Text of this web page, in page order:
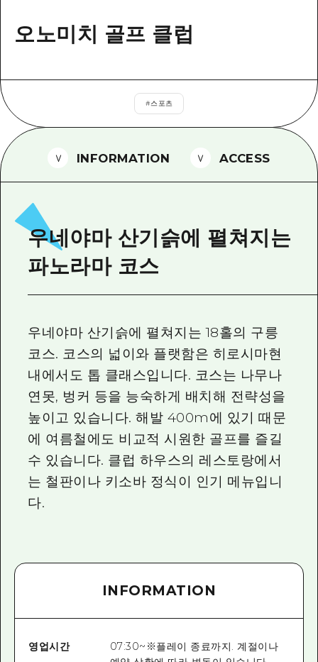
기준
치유
빠른 여행
1박 2일
2박 3일
시마네(島根)현
히로시마 OMOTENASHI 패스
외국인 여행자용 거리 관광안내소
사진 다운로드
재해가 발생했을 때의 교통 정보
오노미치 골프 클럽
#스포츠
INFORMATION ACCESS
우네야마 산기슭에 펼쳐지는
파노라마 코스
우네야마 산기슭에 펼쳐지는 18홀의 구릉
코스. 코스의 넓이와 플랫함은 히로시마현
내에서도 톱 클래스입니다. 코스는 나무나
연못, 벙커 등을 능숙하게 배치해 전략성을
높이고 있습니다. 해발 400m에 있기 때문
에 여름철에도 비교적 시원한 골프를 즐길
수 있습니다. 클럽 하우스의 레스토랑에서
는 철판이나 키소바 정식이 인기 메뉴입니
다.
INFORMATION
영업시간
07:30~※플레이 종료까지. 계절이나